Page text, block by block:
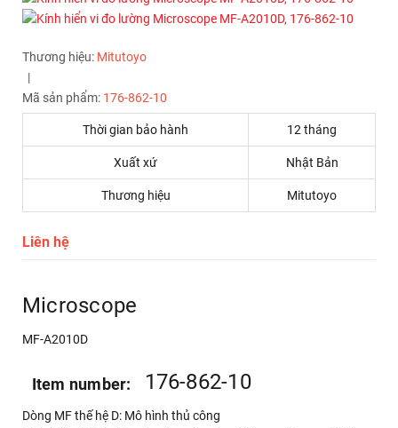
Thương hiệu: Mitutoyo
|
Mã sản phẩm: 176-862-10
Thời gian bảo hành 12 tháng
Xuất xứ Nhật Bản
Thương hiệu Mitutoyo
Liên hệ
Microscope
MF-A2010D
Item number: 176-862-10
Dòng MF thế hệ D: Mô hình thủ công